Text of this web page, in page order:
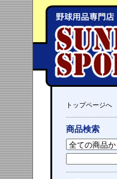
トップページへ
商品検索